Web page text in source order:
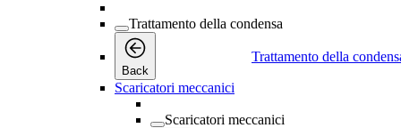
Trattamento della condensa
Back
Trattamento della
Scaricatori meccanici
Scaricatori meccanici